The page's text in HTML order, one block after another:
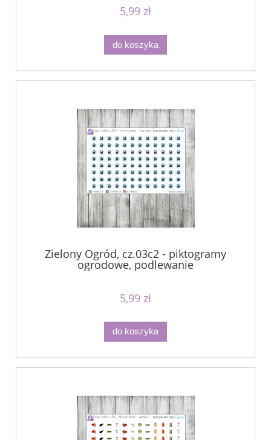
5,99 zł
do koszyka
Zielony Ogród, cz.03c2 - piktogramy
ogrodowe, podlewanie
5,99 zł
do koszyka